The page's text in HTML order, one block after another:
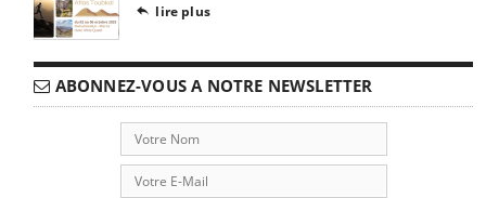
 lire plus
ABONNEZ-VOUS A NOTRE NEWSLETTER